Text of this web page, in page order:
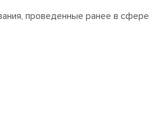
проведенные ранее в